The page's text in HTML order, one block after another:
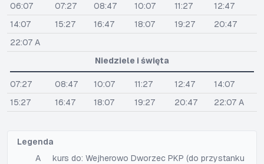
06:07 07:27 08:47 10:07 11:27
12:47
14:07
15:27 16:47 18:07 19:27
20:47
22:07 A
Niedziele i święta
07:27 08:47 10:07 11:27 12:47
14:07
15:27
16:47 18:07 19:27 20:47 22:07 A
Legenda
A
kurs do: Wejherowo Dworzec PKP (do przystanku